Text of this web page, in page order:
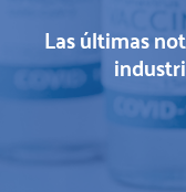
Las últimas